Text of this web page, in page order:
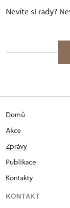
Nevíte si rady?
Domů
Akce
Zprávy
Publikace
Kontakty
KONTAKT